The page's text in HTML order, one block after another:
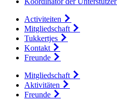
Activiteiten
Mitgliedschaft
Tukkertjes
Kontakt
Freunde
Mitgliedschaft
Aktivitäten
Freunde